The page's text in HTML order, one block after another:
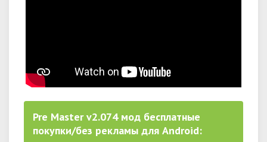
Pre Master v2.074 мод бесплатные
покупки/без рекламы для Android: